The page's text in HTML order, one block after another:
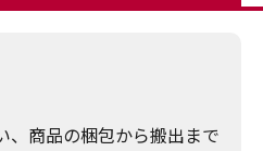
、商品の梱包から搬出まで